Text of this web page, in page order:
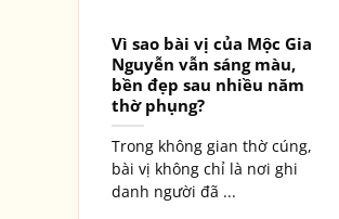
Vì sao bài vị của Mộc Gia
Nguyễn vẫn sáng màu,
bền đẹp sau nhiều năm
thờ phụng?
Trong không gian thờ cúng,
bài vị không chỉ là nơi ghi
danh người đã ...